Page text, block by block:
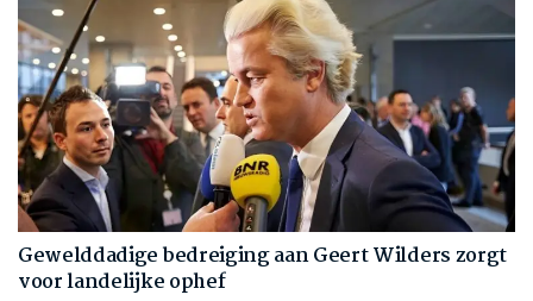
Gewelddadige bedreiging aan Geert Wilders zorgt
voor landelijke ophef